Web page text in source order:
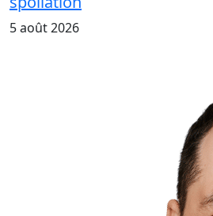
5 août 2026